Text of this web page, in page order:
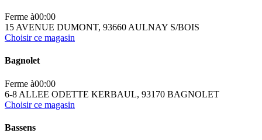
Ferme à00:00
15 AVENUE DUMONT, 93660 AULNAY S/BOIS
Choisir ce magasin
Bagnolet
Ferme à00:00
6-8 ALLEE ODETTE KERBAUL, 93170 BAGNOLET
Choisir ce magasin
Bassens